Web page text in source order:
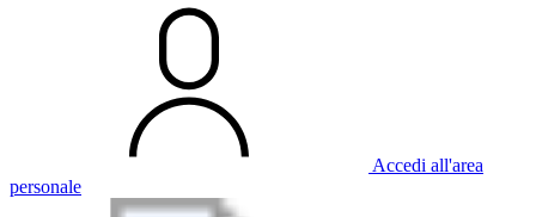
Accedi all'area
personale